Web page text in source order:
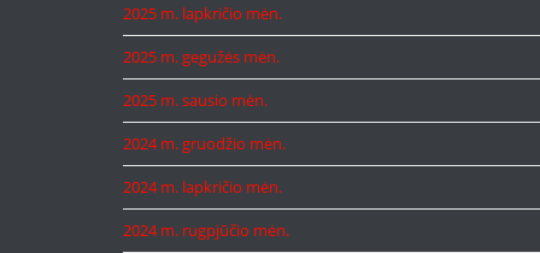
2025 m. lapkričio mėn.
2025 m. gegužės mėn.
2025 m. sausio mėn.
2024 m. gruodžio mėn.
2024 m. lapkričio mėn.
2024 m. rugpjūčio mėn.